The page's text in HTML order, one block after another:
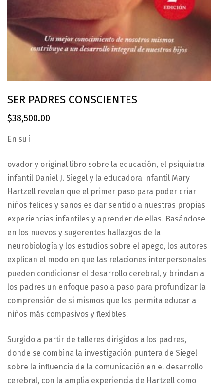
SER PADRES CONSCIENTES
$38,500.00
En su i
ovador y original libro sobre la educación, el psiquiatra
infantil Daniel J. Siegel y la educadora infantil Mary
Hartzell revelan que el primer paso para poder criar
niños felices y sanos es dar sentido a nuestras propias
experiencias infantiles y aprender de ellas. Basándose
en los nuevos y sugerentes hallazgos de la
neurobiología y los estudios sobre el apego, los autores
explican el modo en que las relaciones interpersonales
pueden condicionar el desarrollo cerebral, y brindan a
los padres un enfoque paso a paso para profundizar la
comprensión de sí mismos que les permita educar a
niños más compasivos y flexibles.
Surgido a partir de talleres dirigidos a los padres,
donde se combina la investigación puntera de Siegel
sobre la influencia de la comunicación en el desarrollo
cerebral, con la amplia experiencia de Hartzell como